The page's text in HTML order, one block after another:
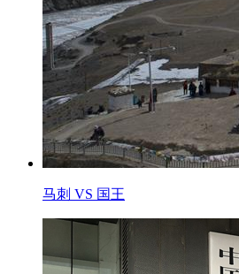
马刺 VS 国王